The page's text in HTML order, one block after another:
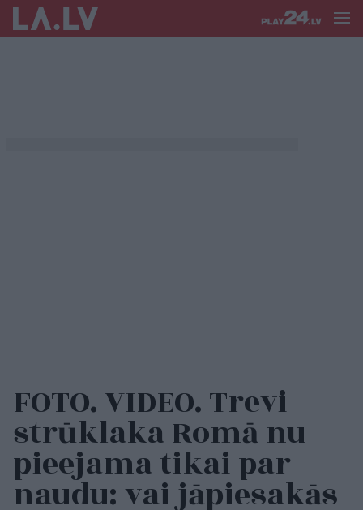
FOTO. VIDEO. Trevi
strūklaka Romā nu
pieejama tikai par
naudu: vai jāpiesakās